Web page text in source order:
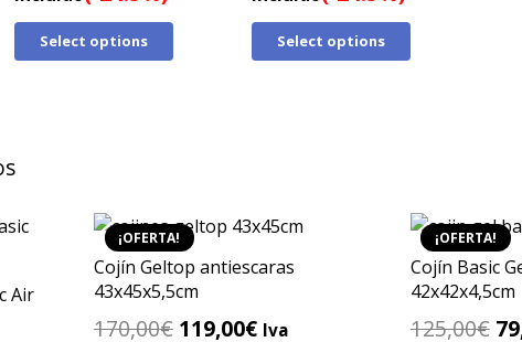
original
era:
Select options
original
era:
Select options
Air
¡OFERTA!
Cojín Geltop antiescaras
43x45x5,5cm
170,00€ El
119,00€ElIva
¡OFERTA!
Cojín Basic
42x42x4,5cm
125,00€ El